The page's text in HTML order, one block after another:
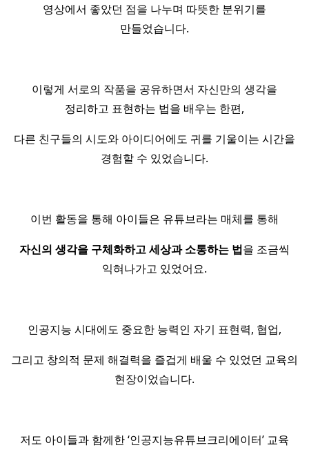
영상에서 좋았던 점을 나누며 따뜻한 분위기를
만들었습니다.
이렇게 서로의 작품을 공유하면서 자신만의 생각을
정리하고 표현하는 법을 배우는 한편,
다른 친구들의 시도와 아이디어에도 귀를 기울이는 시간을
경험할 수 있었습니다.
이번 활동을 통해 아이들은 유튜브라는 매체를 통해
자신의 생각을 구체화하고 세상과 소통하는 법을 조금씩
익혀나가고 있었어요.
인공지능 시대에도 중요한 능력인 자기 표현력, 협업,
그리고 창의적 문제 해결력을 즐겁게 배울 수 있었던 교육의
현장이었습니다.
저도 아이들과 함께한 ‘인공지능유튜브크리에이터’ 교육